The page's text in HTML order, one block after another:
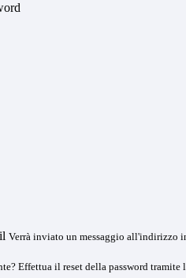
Verrà inviato un messaggio all'indirizzo
Effettua il reset della password tramite